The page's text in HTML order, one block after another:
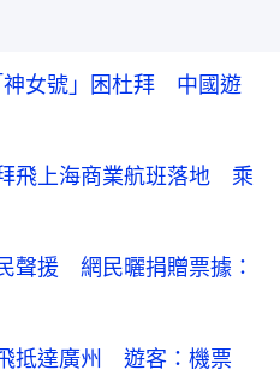
女號」困杜拜 中國遊
飛上海商業航班落地 乘
聲援 網民曬捐贈票據：
抵達廣州 遊客：機票